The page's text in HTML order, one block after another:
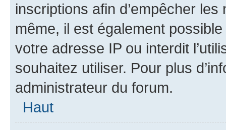
inscriptions afin d’empêcher
même, il est également
votre adresse IP ou interdit
souhaitez utiliser. Pour plus
administrateur du forum.
Haut